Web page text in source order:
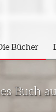
Bücher
Buch